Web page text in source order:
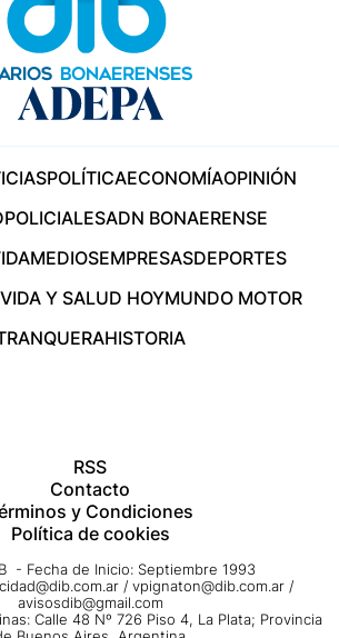
POLÍTICAECONOMÍAOPINIÓN
POLICIALESADN BONAERENSE
MEDIOSEMPRESASDEPORTES
VIDA Y SALUD HOYMUNDO MOTOR
HISTORIA
RSS
Contacto
y Condiciones
Política de cookies
- Fecha de Inicio: Septiembre 1993
/ vpignaton@dib.com.ar /
avisosdib@gmail.com
Calle 48 Nº 726 Piso 4, La Plata; Provincia